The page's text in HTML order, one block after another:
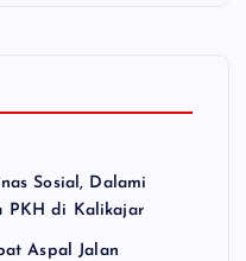
Sosial, Dalami
PKH di Kalikajar
Aspal Jalan